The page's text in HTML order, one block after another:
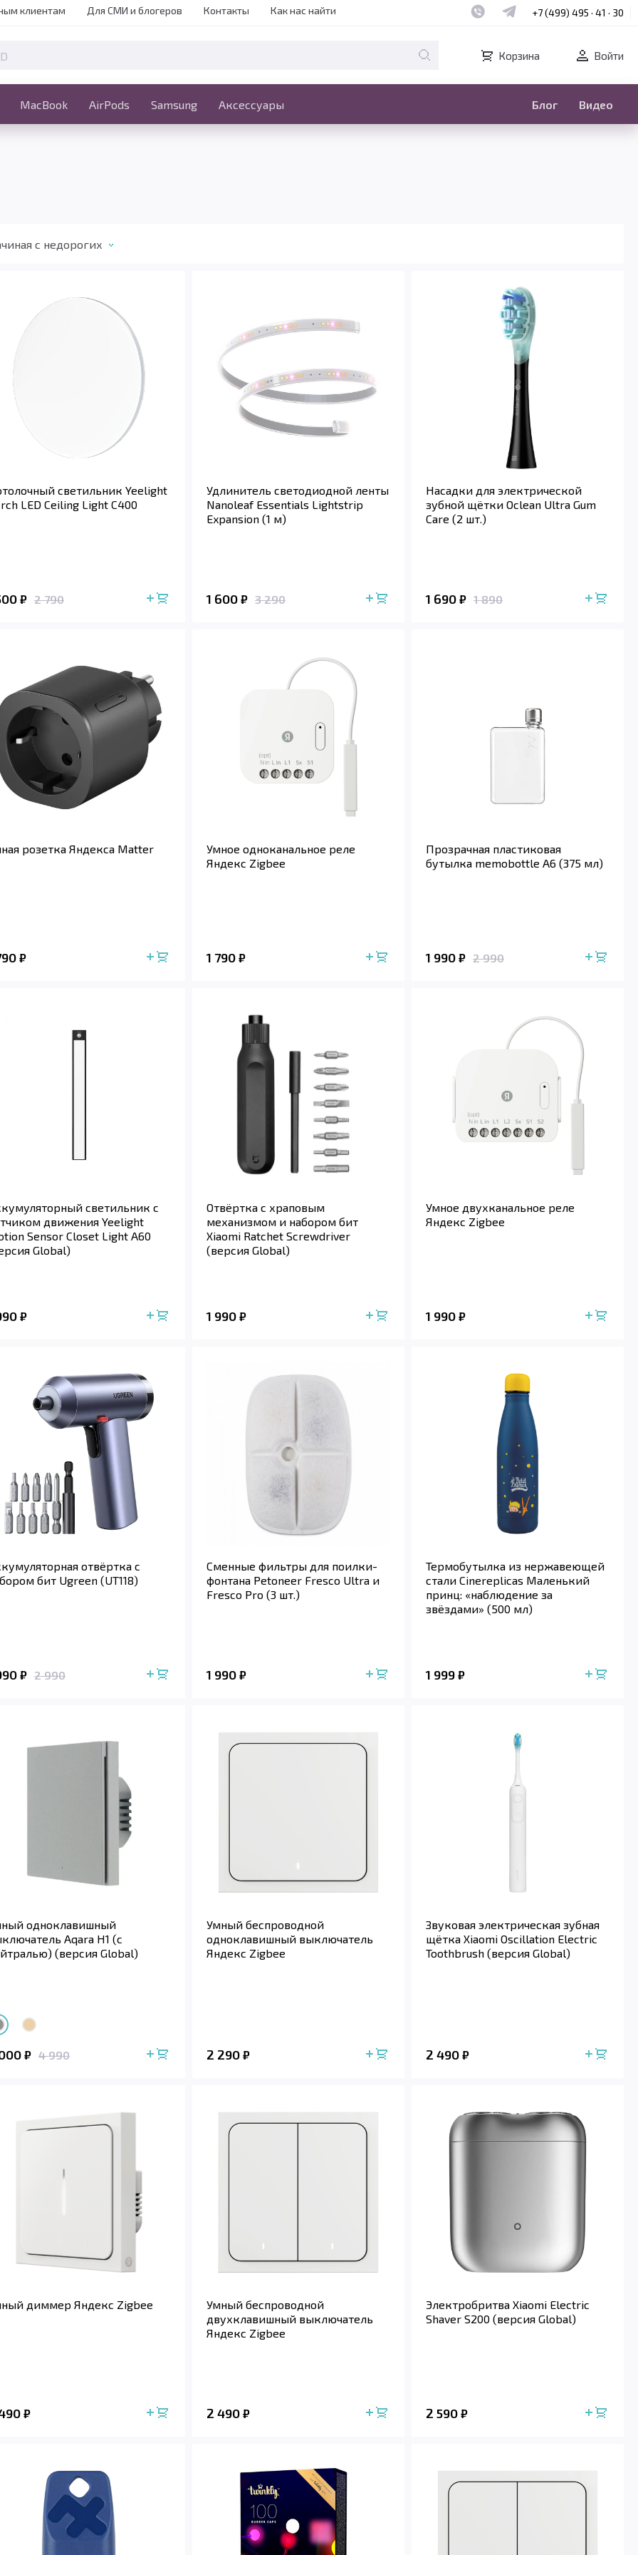
клиентам Для СМИ и блогеров Контакты Как нас найти Наш whatsapp
Наш telegram
+7 (499) 495 · 41 · 30
Корзина Войти
MacBook AirPods Samsung Аксессуары Блог Видео
iPhone MacBook Ещё
с недорогих
светильник Yeelight
LED Ceiling Light C400
₽ 2 790
Удлинитель светодиодной ленты
Nanoleaf Essentials Lightstrip
Expansion (1 м)
1 600 ₽ 3 290
Насадки для электрической
зубной щётки Oclean Ultra Gum
Care (2 шт.)
1 690 ₽ 1 890
розетка Яндекса Matter
₽
Умное одноканальное реле
Яндекс Zigbee
1 790 ₽
Прозрачная пластиковая
бутылка memobottle A6 (375 мл)
1 990 ₽ 2 990
светильник с
движения Yeelight
Sensor Closet Light A60
Global)
₽
Отвёртка с храповым
механизмом и набором бит
Xiaomi Ratchet Screwdriver
(версия Global)
1 990 ₽
Умное двухканальное реле
Яндекс Zigbee
1 990 ₽
отвёртка с
бит Ugreen (UT118)
₽ 2 990
Сменные фильтры для поилки-
фонтана Petoneer Fresco Ultra и
Fresco Pro (3 шт.)
1 990 ₽
Термобутылка из нержавеющей
стали Cinereplicas Маленький
принц: «наблюдение за
звёздами» (500 мл)
1 999 ₽
одноклавишный
Aqara H1 (с
(версия Global)
₽ 4 990
Умный беспроводной
одноклавишный выключатель
Яндекс Zigbee
2 290 ₽
Звуковая электрическая зубная
щётка Xiaomi Oscillation Electric
Toothbrush (версия Global)
2 490 ₽
диммер Яндекс Zigbee
₽
Умный беспроводной
двухклавишный выключатель
Яндекс Zigbee
2 490 ₽
Электробритва Xiaomi Electric
Shaver S200 (версия Global)
2 590 ₽